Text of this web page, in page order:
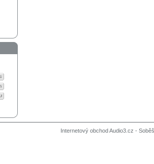
Internetový obchod Audio3.cz -